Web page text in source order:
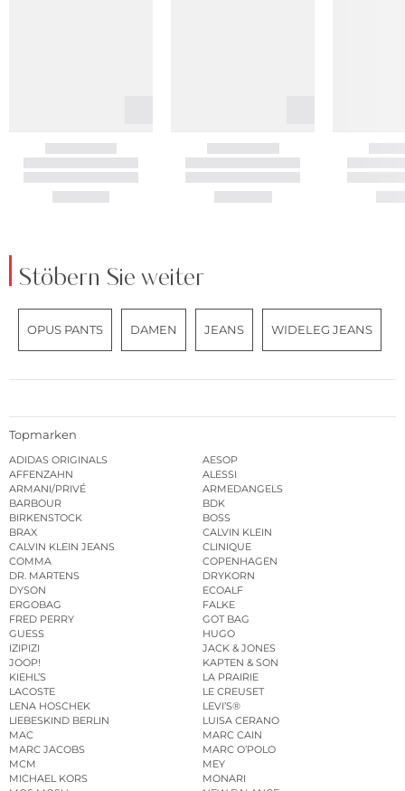
Stöbern Sie weiter
OPUS PANTS DAMEN JEANS WIDELEG JEANS
Topmarken
ADIDAS ORIGINALS
AESOP
AFFENZAHN
ALESSI
ARMANI/PRIVÉ
ARMEDANGELS
BARBOUR
BDK
BIRKENSTOCK
BOSS
BRAX
CALVIN KLEIN
CALVIN KLEIN JEANS
CLINIQUE
COMMA
COPENHAGEN
DR. MARTENS
DRYKORN
DYSON
ECOALF
ERGOBAG
FALKE
FRED PERRY
GOT BAG
GUESS
HUGO
IZIPIZI
JACK & JONES
JOOP!
KAPTEN & SON
KIEHL’S
LA PRAIRIE
LACOSTE
LE CREUSET
LENA HOSCHEK
LEVI’S®
LIEBESKIND BERLIN
LUISA CERANO
MAC
MARC CAIN
MARC JACOBS
MARC O’POLO
MCM
MEY
MICHAEL KORS
MONARI